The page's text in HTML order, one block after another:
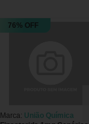
76% OFF
Marca: União Química